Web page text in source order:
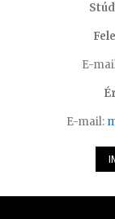
E-
E-mail: